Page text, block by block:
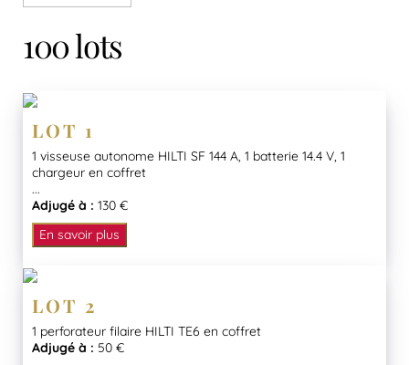
100 lots
LOT 1
1 visseuse autonome HILTI SF 144 A, 1 batterie 14.4 V, 1
chargeur en coffret
...
Adjugé à : 130 €
En savoir plus
LOT 2
1 perforateur filaire HILTI TE6 en coffret
Adjugé à : 50 €